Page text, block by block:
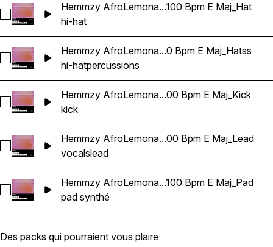
Sélectionnez Hemmzy AfroLemonade - In My DNA 100 Bpm
Hemmzy AfroLemona...100 Bpm E Maj_Hat
hi-hat
Sélectionnez Hemmzy AfroLemonade - In My DNA 100 Bpm
Hemmzy AfroLemona...0 Bpm E Maj_Hatss
hi-hatpercussions
Sélectionnez Hemmzy AfroLemonade - In My DNA 100 Bpm
Hemmzy AfroLemona...00 Bpm E Maj_Kick
kick
Sélectionnez Hemmzy AfroLemonade - In My DNA 100 Bpm
Hemmzy AfroLemona...00 Bpm E Maj_Lead
vocalslead
Sélectionnez Hemmzy AfroLemonade - In My DNA 100 Bpm
Hemmzy AfroLemona...100 Bpm E Maj_Pad
pad synthé
Des packs qui pourraient vous plaire